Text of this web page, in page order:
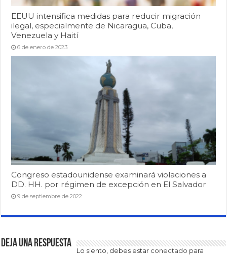
EEUU intensifica medidas para reducir migración
ilegal, especialmente de Nicaragua, Cuba,
Venezuela y Haití
6 de enero de 2023
Congreso estadounidense examinará violaciones a
DD. HH. por régimen de excepción en El Salvador
9 de septiembre de 2022
Deja una respuesta
Lo siento, debes estar conectado para